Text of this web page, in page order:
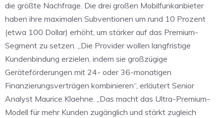
die größte Nachfrage. Die drei großen Mobilfunkanbieter
haben ihre maximalen Subventionen um rund 10 Prozent
(etwa 100 Dollar) erhöht, um stärker auf das Premium-
Segment zu setzen. „Die Provider wollen langfristige
Kundenbindung erzielen, indem sie großzügige
Geräteförderungen mit 24- oder 36-monatigen
Finanzierungsverträgen kombinieren“, erläutert Senior
Analyst Maurice Klaehne. „Das macht das Ultra-Premium-
Modell für mehr Kunden zugänglich und stärkt zugleich